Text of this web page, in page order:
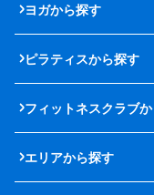
ヨガから探す
ピラティスから探す
フィットネスクラブ
エリアから探す